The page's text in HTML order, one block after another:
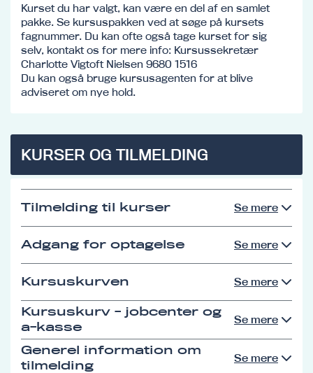
Kurset du har valgt, kan være en del af en samlet
pakke. Se kursuspakken ved at søge på kursets
fagnummer. Du kan ofte også tage kurset for sig
selv, kontakt os for mere info: Kursussekretær
Charlotte Vigtoft Nielsen 9680 1516
Du kan også bruge kursusagenten for at blive
adviseret om nye hold.
KURSER OG TILMELDING
Tilmelding til kurser Se mere
Adgang for optagelse Se mere
Kursuskurven Se mere
Kursuskurv - jobcenter og
a-kasse
Se mere
Generel information om
tilmelding
Se mere